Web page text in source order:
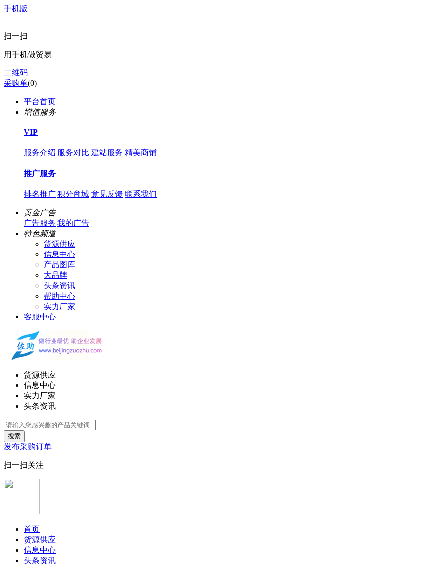
手机版
扫一扫
用手机做贸易
二维码
采购单(0)
平台首页
增值服务
VIP
服务介绍 服务对比 建站服务 精美商铺
推广服务
排名推广 积分商城 意见反馈 联系我们
黄金广告
广告服务 我的广告
特色频道
货源供应 |
信息中心 |
产品图库 |
大品牌 |
头条资讯 |
帮助中心 |
实力厂家
客服中心
货源供应
信息中心
实力厂家
头条资讯
搜索
发布采购订单
扫一扫关注
首页
货源供应
信息中心
头条资讯